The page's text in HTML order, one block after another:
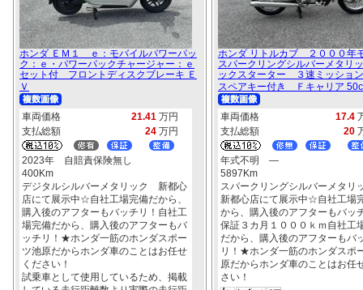
ホンダ ＥＭ１ ｅ：モバイルパワーパッ
ク：ｅ・パワーパックチャージャー：ｅ
セット付 フロントディスクブレーキ Ｅ
Ｖ
車両価格 21.41 万円
支払総額
24 万円
2023年 自賠責保険無し
400Km
デジタルシルバーメタリック 新都心
店にて展示中☆自社工場完備だから、
購入後のアフターもバッチリ！自社工
場完備だから、購入後のアフターもバ
ッチリ！★ホンダ一筋のホンダスポー
ツ池原だからホンダ車のことはお任せ
ください！
試乗車として使用しているため、掲載
ホンダ リトルカブ ２０００
スパークリングシルバーメタリ
ックスターター ３速ミッショ
スペアキー付き Ｆキャリア
車両価格 17.4
支払総額
20
年式不明 ―
5897Km
スパークリングシルバーメタ
新都心店にて展示中☆自社工場
から、購入後のアフターもバッ
保証３カ月１０００ｋｍ自社工
だから、購入後のアフターもバ
リ！★ホンダ一筋のホンダスポ
原だからホンダ車のことはお任
さい！